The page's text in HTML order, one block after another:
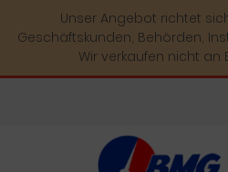
Unser Angebot richtet
Geschäftskunden, Behörden,
Wir verkaufen nicht an